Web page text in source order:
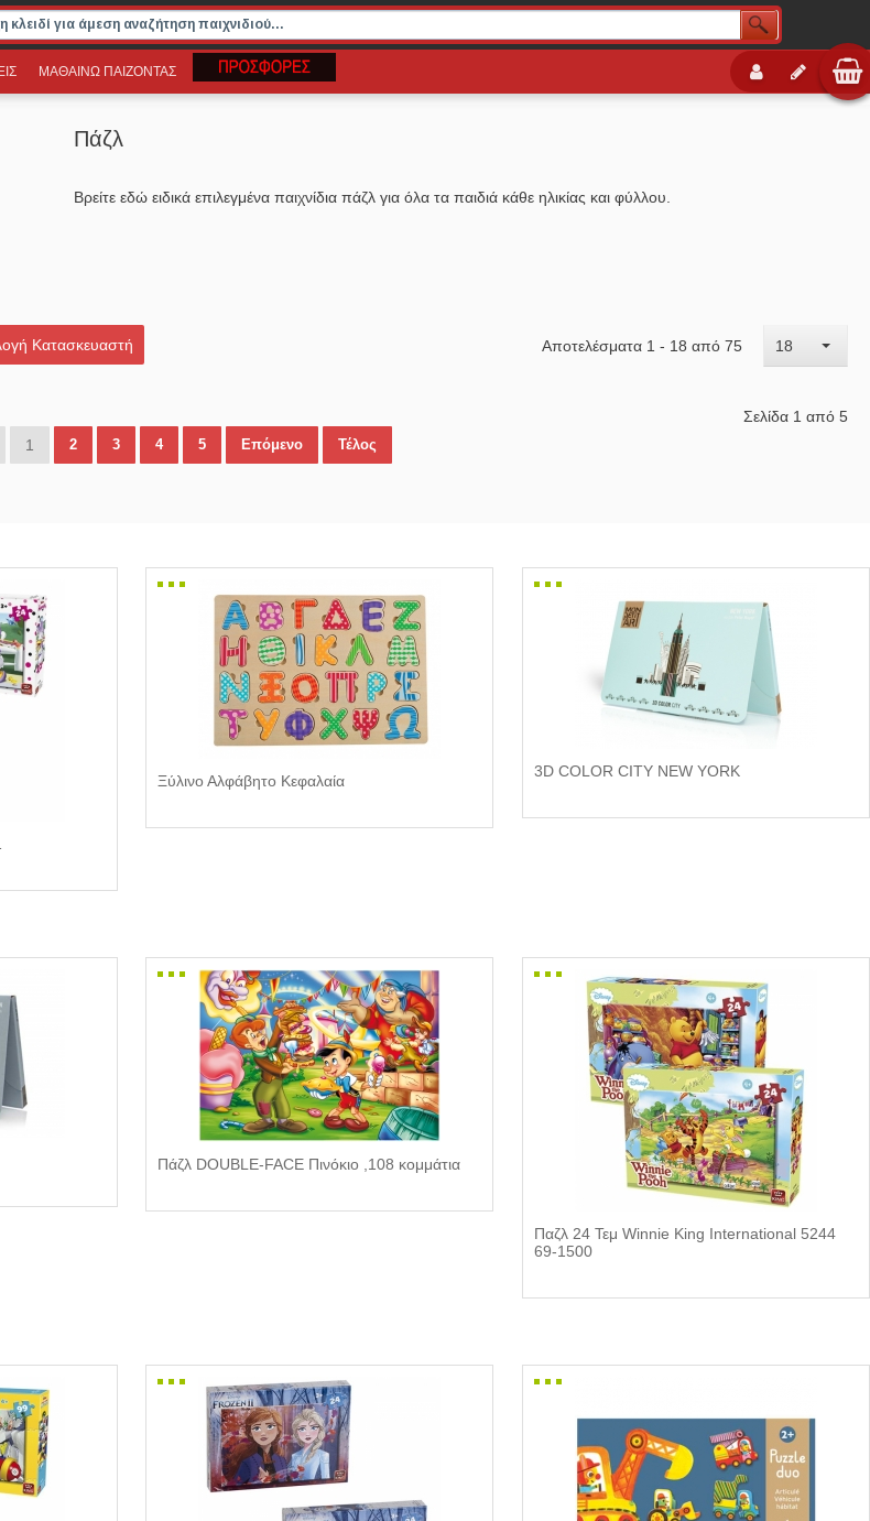
ΜΑΘΑΙΝΩ ΠΑΙΖΟΝΤΑΣ
Πάζλ
Βρείτε εδώ ειδικά επιλεγμένα παιχνίδια πάζλ για όλα τα παιδιά κάθε ηλικίας και φύλλου.
Κατασκευαστή Αποτελέσματα 1 - 18 από 75 18
1 2 3 4 5 Επόμενο Τέλος
Σελίδα 1 από 5
Ξύλινο Αλφάβητο Κεφαλαία
3D COLOR CITY NEW YORK
Πάζλ DOUBLE-FACE Πινόκιο ,108 κομμάτια
Παζλ 24 Τεμ Winnie King International 5244
69-1500